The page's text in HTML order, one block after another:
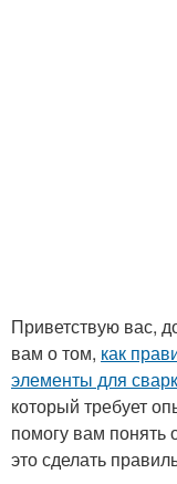
Приветствую вас,
вам о том, как
элементы для
который требует
помогу вам понять
это сделать